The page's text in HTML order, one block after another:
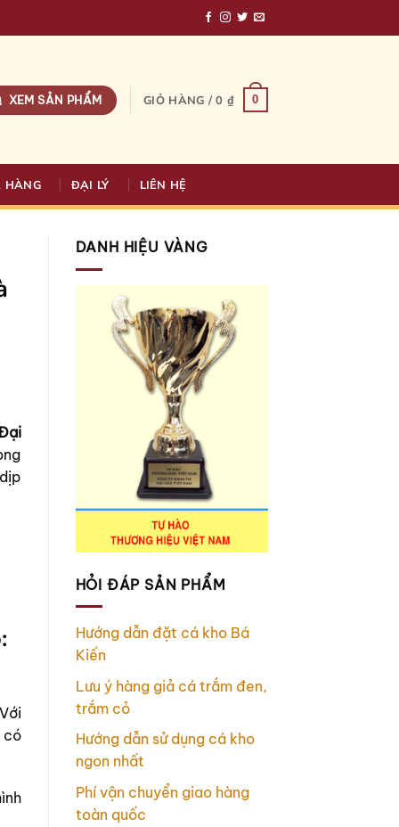
XEM SẢN PHẨM GIỎ HÀNG /0 ₫ 0
HÀNG ĐẠI LÝ LIÊN HỆ
có
DANH HIỆU VÀNG
HỎI ĐÁP SẢN PHẨM
Hướng dẫn đặt cá kho Bá
Kiến
Lưu ý hàng giả cá trắm đen,
trắm cỏ
Hướng dẫn sử dụng cá kho
ngon nhất
Phí vận chuyển giao hàng
toàn quốc